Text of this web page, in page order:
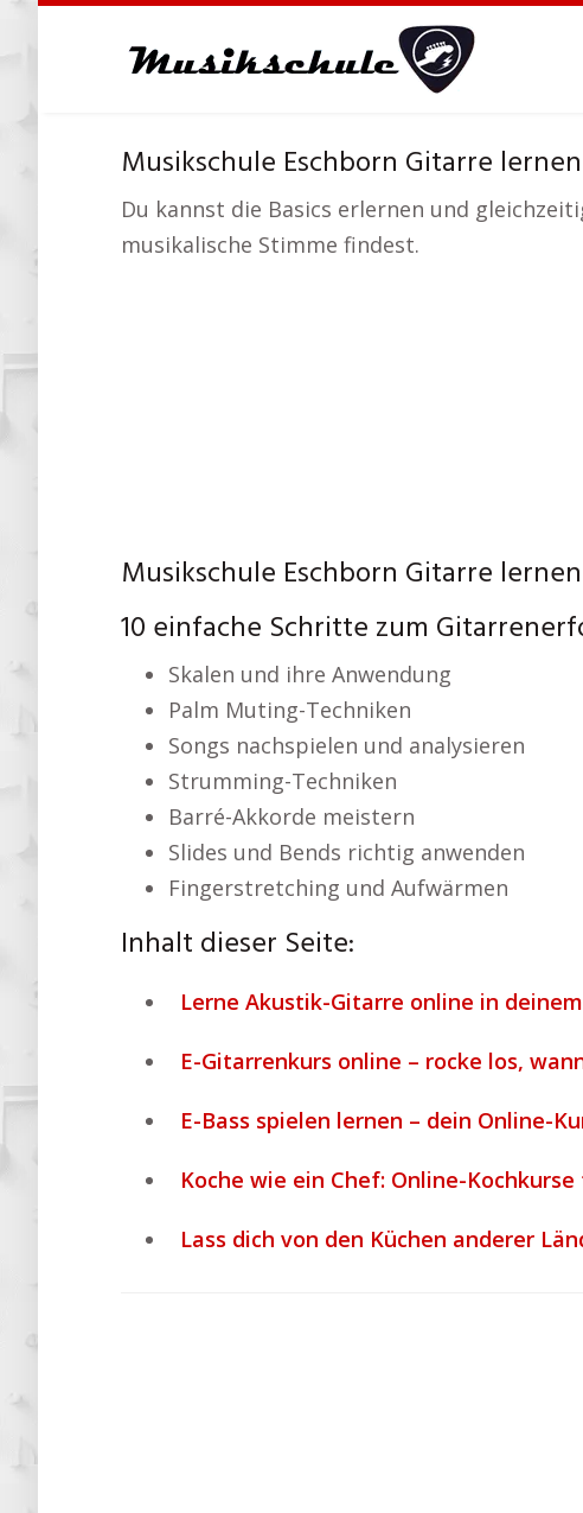
content
Musikschule Eschborn Gitarre
Du kannst die Basics erlernen und
musikalische Stimme findest.
Musikschule Eschborn Gitarre
10 einfache Schritte zum
Skalen und ihre Anwendung
Palm Muting-Techniken
Songs nachspielen und analysieren
Strumming-Techniken
Barré-Akkorde meistern
Slides und Bends richtig anwenden
Fingerstretching und Aufwärmen
Inhalt dieser Seite:
Lerne Akustik-Gitarre online in
E-Gitarrenkurs online – rocke los,
E-Bass spielen lernen – dein Online-
Koche wie ein Chef: Online-
Lass dich von den Küchen anderer